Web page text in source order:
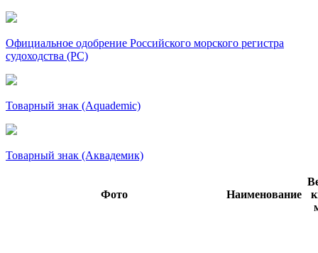
Официальное одобрение Российского морского регистра
судоходства (РС)
Товарный знак (Aquademic)
Товарный знак (Аквадемик)
Фото Наименование